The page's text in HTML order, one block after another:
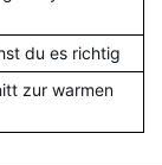
du es richtig
zur warmen